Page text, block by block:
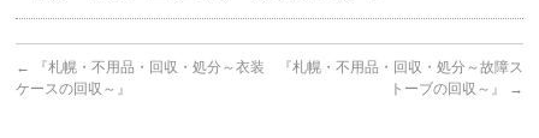
←
『札幌・不用品・回収・処分～衣装
ケースの回収～』
『札幌・不用品・回収・処分～故障ス
トーブの回収～』
→